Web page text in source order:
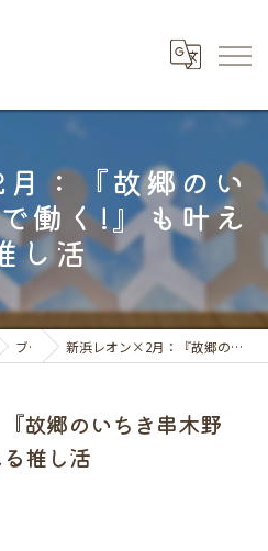
：『故郷のい
働く!』も叶え
し活
ブログ 新浜レオン×2月：『故郷のいちき串木野市で働く!』も叶える推し活
故郷のいちき串木野
推し活